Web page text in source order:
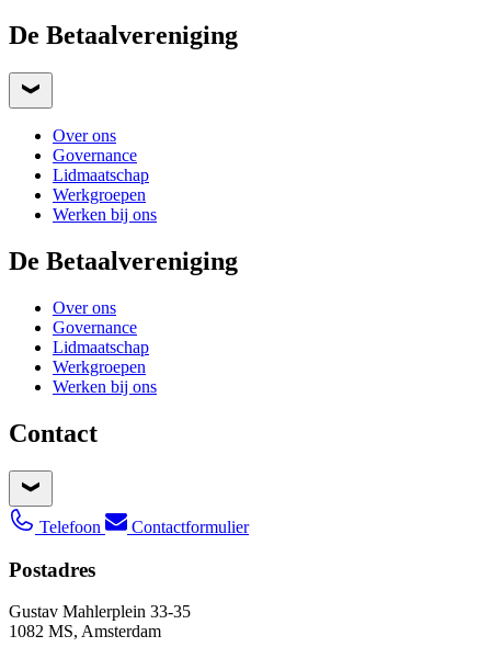
De Betaalvereniging
Over ons
Governance
Lidmaatschap
Werkgroepen
Werken bij ons
De Betaalvereniging
Over ons
Governance
Lidmaatschap
Werkgroepen
Werken bij ons
Contact
Telefoon Contactformulier
Postadres
Gustav Mahlerplein 33-35
1082 MS, Amsterdam